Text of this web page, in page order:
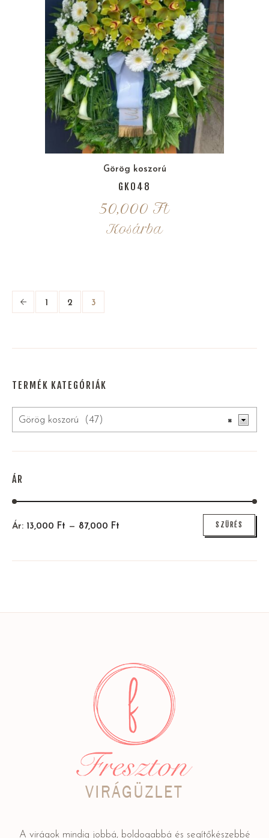
Görög koszorú
GK048
50,000 Ft
Kosárba
1 2 3
TERMÉK KATEGÓRIÁK
×
Görög koszorú (47)
ÁR
Min
Max
SZŰRÉS
Ár: 13,000 Ft — 87,000 Ft
A virágok mindig jobbá, boldogabbá és segítőkészebbé